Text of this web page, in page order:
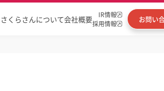
さくらさんについて会社概要
IR情報
採用情報
お問い